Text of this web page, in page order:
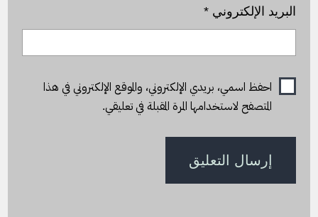
البريد الإلكتروني*
احفظ اسمي، بريدي الإلكتروني، والموقع الإلكتروني في هذا
المتصفح لاستخدامها المرة المقبلة في تعليقي.